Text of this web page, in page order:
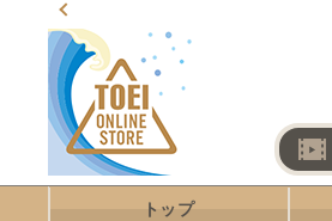
トップ